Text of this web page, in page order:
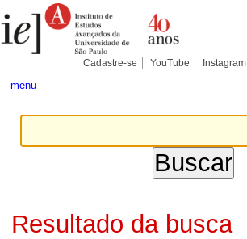
para
conteúdo.
Pessoais
Cadastre-se YouTube Instagram
menu
Resultado da busca